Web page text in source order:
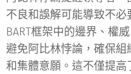
不良和誤解可能導致不
BART框架中的邊界、權
避免阿比林悖論，確保
和集體意願。這不僅提高